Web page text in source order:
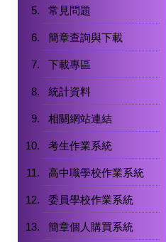
常見問題
簡章查詢與下載
下載專區
統計資料
相關網站連結
考生作業系統
高中職學校作業系統
委員學校作業系統
簡章個人購買系統